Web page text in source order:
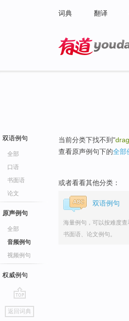
词典 翻译
双语例句
全部
口语
书面语
论文
原声例句
全部
音频例句
视频例句
权威例句
go
top
返回词典
当前分类下找不到"
查看原声例句下的全部
或者看看其他分类：
双语例句
海量例句，可以按难度查
书面语、论文例句。